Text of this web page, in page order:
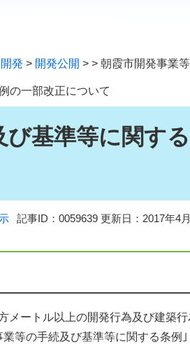
開発 > 開発公開 > > 朝霞市開発事業
の一部改正について
基準等に関する
記事ID：0059639 更新日：2017年4
メートル以上の開発行為及び建築行
等の手続及び基準等に関する条例